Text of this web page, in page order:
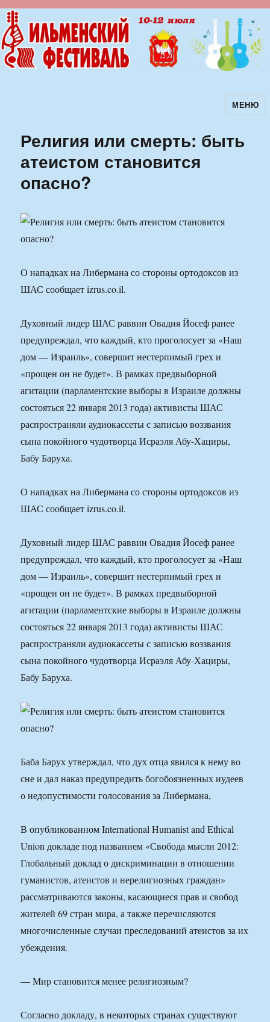
Ильменский фестиваль авторскойМЕНЮ
Религия или смерть: быть
атеистом становится
опасно?
О нападках на Либермана со стороны ортодоксов из
ШАС сообщает izrus.co.il.
Духовный лидер ШАС раввин Овадия Йосеф ранее
предупреждал, что каждый, кто проголосует за «Наш
дом — Израиль», совершит нестерпимый грех и
«прощен он не будет». В рамках предвыборной
агитации (парламентские выборы в Израиле должны
состояться 22 января 2013 года) активисты ШАС
распространяли аудиокассеты с записью воззвания
сына покойного чудотворца Исраэля Абу-Хациры,
Бабу Баруха.
О нападках на Либермана со стороны ортодоксов из
ШАС сообщает izrus.co.il.
Духовный лидер ШАС раввин Овадия Йосеф ранее
предупреждал, что каждый, кто проголосует за «Наш
дом — Израиль», совершит нестерпимый грех и
«прощен он не будет». В рамках предвыборной
агитации (парламентские выборы в Израиле должны
состояться 22 января 2013 года) активисты ШАС
распространяли аудиокассеты с записью воззвания
сына покойного чудотворца Исраэля Абу-Хациры,
Бабу Баруха.
Баба Барух утверждал, что дух отца явился к нему во
сне и дал наказ предупредить богобоязненных иудеев
о недопустимости голосования за Либермана,
В опубликованном International Humanist and Ethical
Union докладе под названием «Свобода мысли 2012:
Глобальный доклад о дискриминации в отношении
гуманистов, атеистов и нерелигиозных граждан»
рассматриваются законы, касающиеся прав и свобод
жителей 69 стран мира, а также перечисляются
многочисленные случаи преследований атеистов за их
убеждения.
— Мир становится менее религиозным?
Согласно докладу, в некоторых странах существуют